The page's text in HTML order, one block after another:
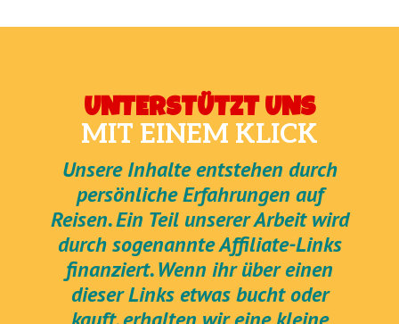
UNTERSTÜTZT UNS
MIT EINEM KLICK
Unsere Inhalte entstehen durch
persönliche Erfahrungen auf
Reisen. Ein Teil unserer Arbeit wird
durch sogenannte Affiliate-Links
finanziert. Wenn ihr über einen
dieser Links etwas bucht oder